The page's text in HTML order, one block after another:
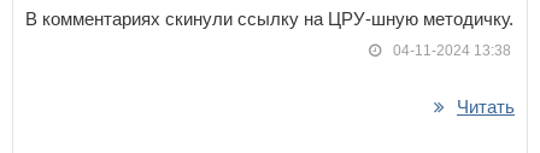
В комментариях скинули ссылку на ЦРУ-шную методичку.
04-11-2024 13:38
Читать